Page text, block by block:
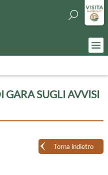
GARA SUGLI AVVISI
Torna indietro